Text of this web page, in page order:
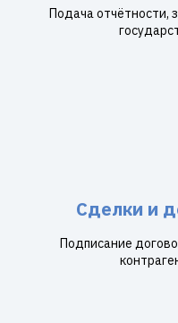
Подача отчётности,
Сделки и
Подписание